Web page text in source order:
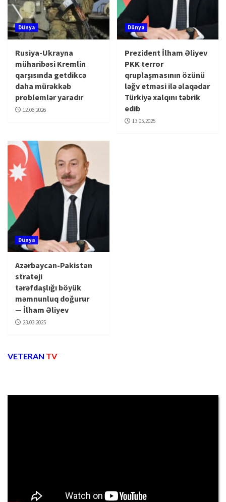
Dünya
Rusiya-Ukrayna
müharibəsi Kremlin
qarşısında getdikcə
daha mürəkkəb
problemlər yaradır
12.06.2026
Dünya
Prezident İlham Əliyev
PKK terror
qruplaşmasının özünü
ləğv etməsi ilə əlaqədar
Türkiyə xalqını təbrik
edib
13.05.2025
Dünya
Azərbaycan-Pakistan
strateji
tərəfdaşlığı böyük
məmnunluq doğurur
— İlham Əliyev
23.03.2025
VETERAN TV